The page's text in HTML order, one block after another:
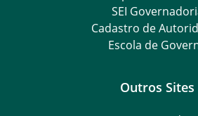
SEI
Cadastro de
Escola de
Outros Sites